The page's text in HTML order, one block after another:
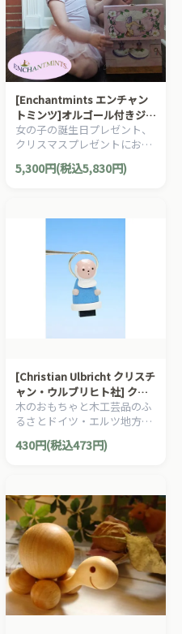
[Enchantmints エンチャン
トミンツ]オルゴール付きジュ
エリーボックス バレエスクー
ル
女の子の誕生日プレゼント、
クリスマスプレゼントにお勧
めの、夢が詰まった、水彩画
がデザインされた、オルゴー
5,300円(税込5,830円)
[Christian Ulbricht クリスチ
ャン・ウルブリヒト社] クリ
スマスオーナメント Petrus
木のおもちゃと木工芸品のふ
るさとドイツ・エルツ地方ザ
イフェン村の手工芸の聖ペト
ロの木製クリスマスオーナメ
430円(税込473円)